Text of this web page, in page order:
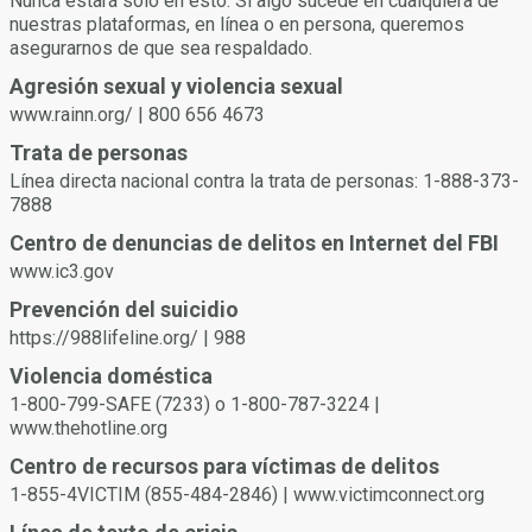
a su pareja a comprender y respetar los límites del otro.
Usted o su pareja pueden retirar el consentimiento en
cualquier momento. No continúe si su pareja parece incómoda
o insegura o no puede dar su consentimiento debido a los
efectos de las drogas o el alcohol.
nuestras plataformas, en línea o en persona, queremos
asegurarnos de que sea respaldado.
Agresión sexual y violencia sexual
www.rainn.org/ | 800 656 4673
Trata de personas
Línea directa nacional contra la trata de personas: 1-888-373-
7888
Centro de denuncias de delitos en Internet del FBI
www.ic3.gov
Prevención del suicidio
https://988lifeline.org/ | 988
Violencia doméstica
1-800-799-SAFE (7233) o 1-800-787-3224 |
www.thehotline.org
Centro de recursos para víctimas de delitos
1-855-4VICTIM (855-484-2846) | www.victimconnect.org